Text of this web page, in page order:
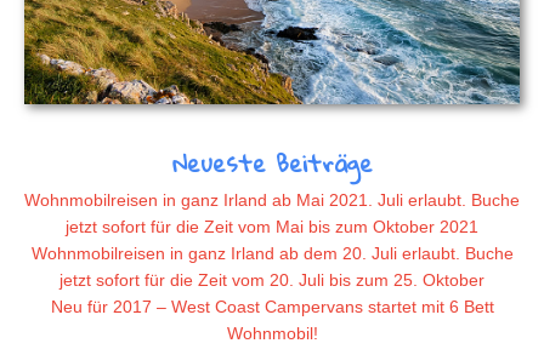
Neueste Beiträge
Wohnmobilreisen in ganz Irland ab Mai 2021. Juli erlaubt. Buche
jetzt sofort für die Zeit vom Mai bis zum Oktober 2021
Wohnmobilreisen in ganz Irland ab dem 20. Juli erlaubt. Buche
jetzt sofort für die Zeit vom 20. Juli bis zum 25. Oktober
Neu für 2017 – West Coast Campervans startet mit 6 Bett
Wohnmobil!